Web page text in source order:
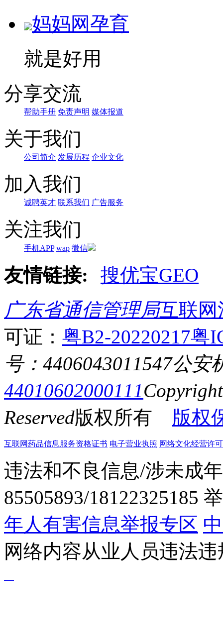
妈妈网孕育
就是好用
分享交流
帮助手册 免责声明 媒体报道
关于我们
公司简介 发展历程 企业文化
加入我们
诚聘英才 联系我们 广告服务
关注我们
手机APP wap 微信
友情链接:
搜优宝GEO
广东省通信管理局互联网
可证： 粤B2-20220217粤
号：4406043011547公安
44010602000111
Reserved版权所有 版权
互联网药品信息服务资格证书 电子营业执照 网络文化经营许
违法和不良信息/涉未成
85505893/18122325185
年人有害信息举报专区
网络内容从业人员违法